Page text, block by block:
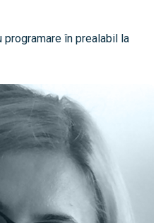
programare în prealabil la